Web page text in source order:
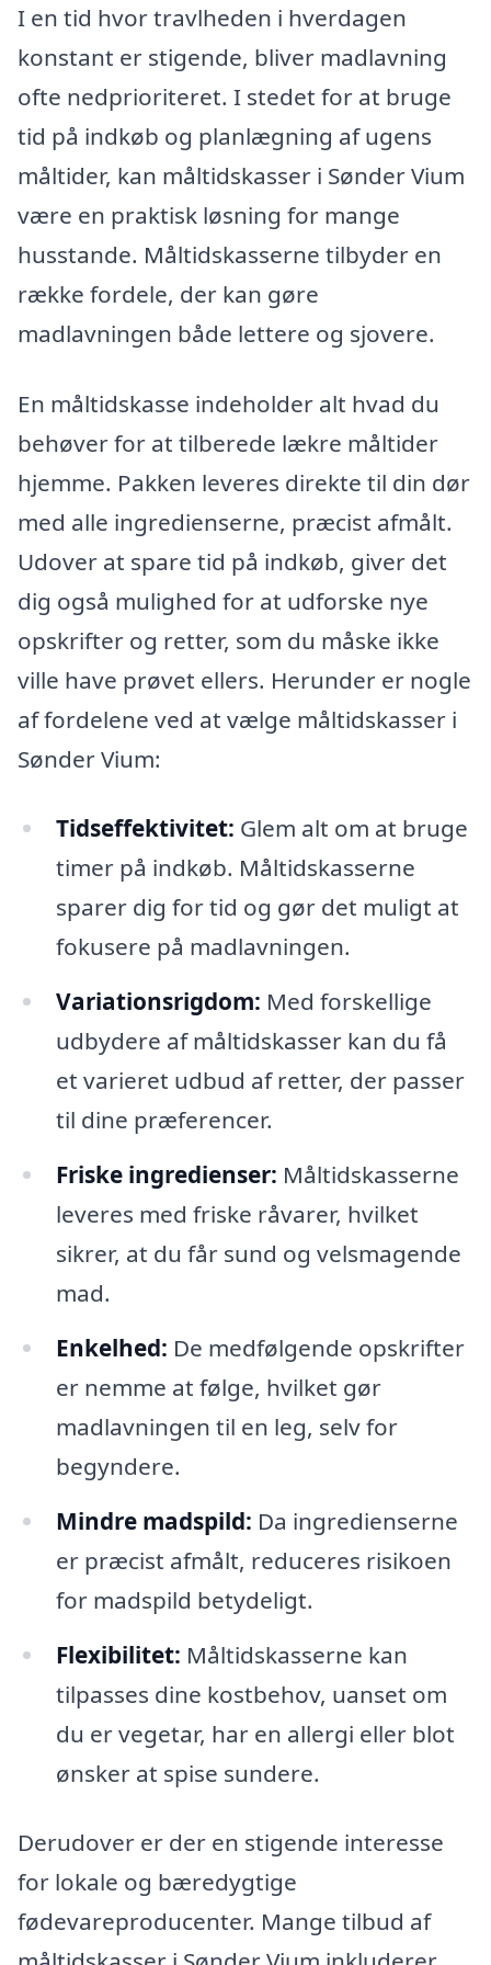
I en tid hvor travlheden i hverdagen
konstant er stigende, bliver madlavning
ofte nedprioriteret. I stedet for at bruge
tid på indkøb og planlægning af ugens
måltider, kan måltidskasser i Sønder Vium
være en praktisk løsning for mange
husstande. Måltidskasserne tilbyder en
række fordele, der kan gøre
madlavningen både lettere og sjovere.
En måltidskasse indeholder alt hvad du
behøver for at tilberede lækre måltider
hjemme. Pakken leveres direkte til din dør
med alle ingredienserne, præcist afmålt.
Udover at spare tid på indkøb, giver det
dig også mulighed for at udforske nye
opskrifter og retter, som du måske ikke
ville have prøvet ellers. Herunder er nogle
af fordelene ved at vælge måltidskasser i
Sønder Vium:
Tidseffektivitet: Glem alt om at bruge
timer på indkøb. Måltidskasserne
sparer dig for tid og gør det muligt at
fokusere på madlavningen.
Variationsrigdom: Med forskellige
udbydere af måltidskasser kan du få
et varieret udbud af retter, der passer
til dine præferencer.
Friske ingredienser: Måltidskasserne
leveres med friske råvarer, hvilket
sikrer, at du får sund og velsmagende
mad.
Enkelhed: De medfølgende opskrifter
er nemme at følge, hvilket gør
madlavningen til en leg, selv for
begyndere.
Mindre madspild: Da ingredienserne
er præcist afmålt, reduceres risikoen
for madspild betydeligt.
Flexibilitet: Måltidskasserne kan
tilpasses dine kostbehov, uanset om
du er vegetar, har en allergi eller blot
ønsker at spise sundere.
Derudover er der en stigende interesse
for lokale og bæredygtige
fødevareproducenter. Mange tilbud af